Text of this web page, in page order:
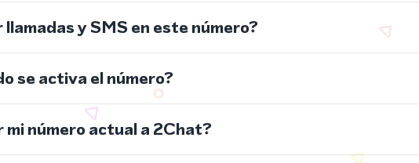
y SMS en este número?
se activa el número?
número actual a 2Chat?